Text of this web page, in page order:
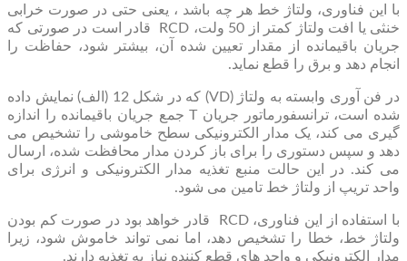
با این فناوری، ولتاژ خط هر چه باشد ، یعنی حتی در صورت خرابی
خنثی یا افت ولتاژ کمتر از 50 ولت، RCD قادر است در صورتی که
جریان باقیمانده از مقدار تعیین شده آن، بیشتر شود، حفاظت را
انجام دهد و برق را قطع نماید.
در فن آوری وابسته به ولتاژ (VD) که در شکل 12 (الف) نمایش داده
شده است، ترانسفورماتور جریان T جمع جریان باقیمانده را اندازه
گیری می کند، یک مدار الکترونیکی سطح خاموشی را تشخیص می
دهد و سپس دستوری را برای باز کردن مدار محافظت شده، ارسال
می کند. در این حالت منبع تغذیه مدار الکترونیکی و انرژی برای
واحد تریپ از ولتاژ خط تامین می شود.
با استفاده از این فناوری، RCD قادر خواهد بود در صورت کم بودن
ولتاژ خط، خطا را تشخیص دهد، اما نمی تواند خاموش شود، زیرا
مدار الکترونیکی و واحد های قطع کننده نیاز به تغذیه دارند.